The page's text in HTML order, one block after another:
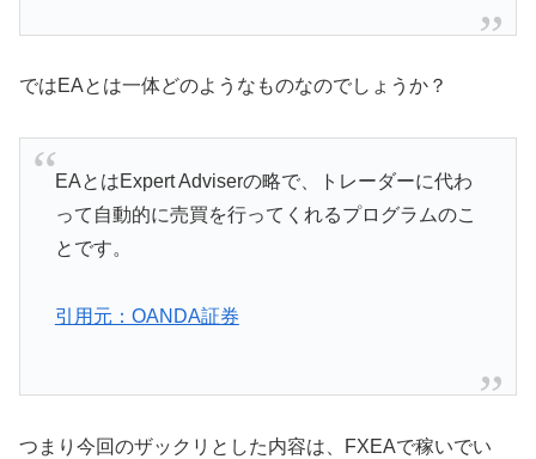
ではEAとは一体どのようなものなのでしょうか？
EAとはExpert Adviserの略で、トレーダーに代わ
って自動的に売買を行ってくれるプログラムのこ
とです。
引用元：OANDA証券
つまり今回のザックリとした内容は、FXEAで稼いでい